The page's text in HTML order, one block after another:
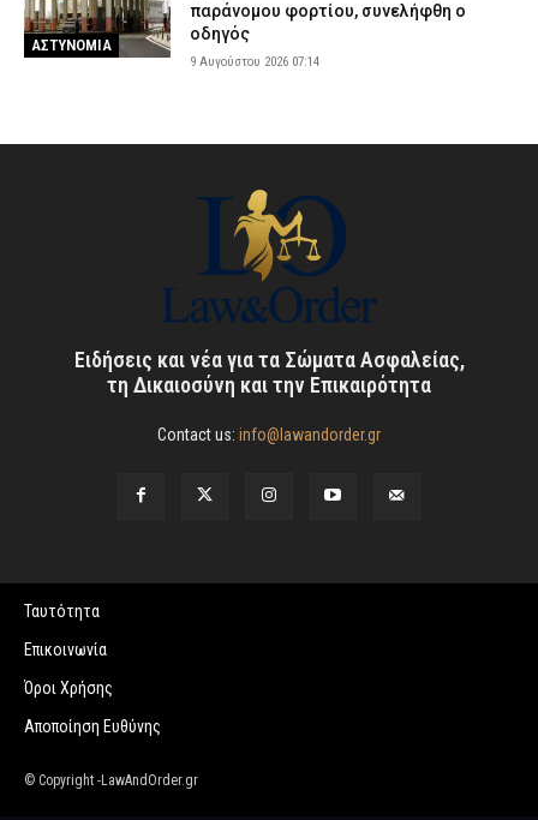
ΑΣΤΥΝΟΜΙΑ
παράνομου φορτίου, συνελήφθη ο
οδηγός
9 Αυγούστου 2026 07:14
Ειδήσεις και νέα για τα Σώματα Ασφαλείας,
τη Δικαιοσύνη και την Επικαιρότητα
Contact us: info@lawandorder.gr
Ταυτότητα
Επικοινωνία
Όροι Χρήσης
Αποποίηση Ευθύνης
© Copyright -LawAndOrder.gr